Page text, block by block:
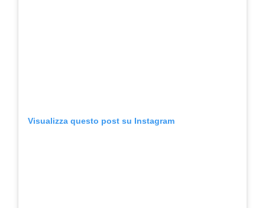
Visualizza questo post su Instagram